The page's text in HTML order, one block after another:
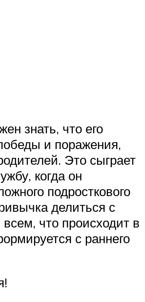
знать, что его
и поражения,
Это сыграет
когда он
подросткового
делиться с
что происходит в
с раннего